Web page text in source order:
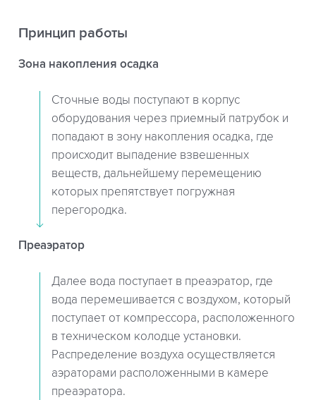
Принцип работы
Зона накопления осадка
Сточные воды поступают в корпус
оборудования через приемный патрубок и
попадают в зону накопления осадка, где
происходит выпадение взвешенных
веществ, дальнейшему перемещению
которых препятствует погружная
перегородка.
Преаэратор
Далее вода поступает в преаэратор, где
вода перемешивается с воздухом, который
поступает от компрессора, расположенного
в техническом колодце установки.
Распределение воздуха осуществляется
аэраторами расположенными в камере
преаэратора.